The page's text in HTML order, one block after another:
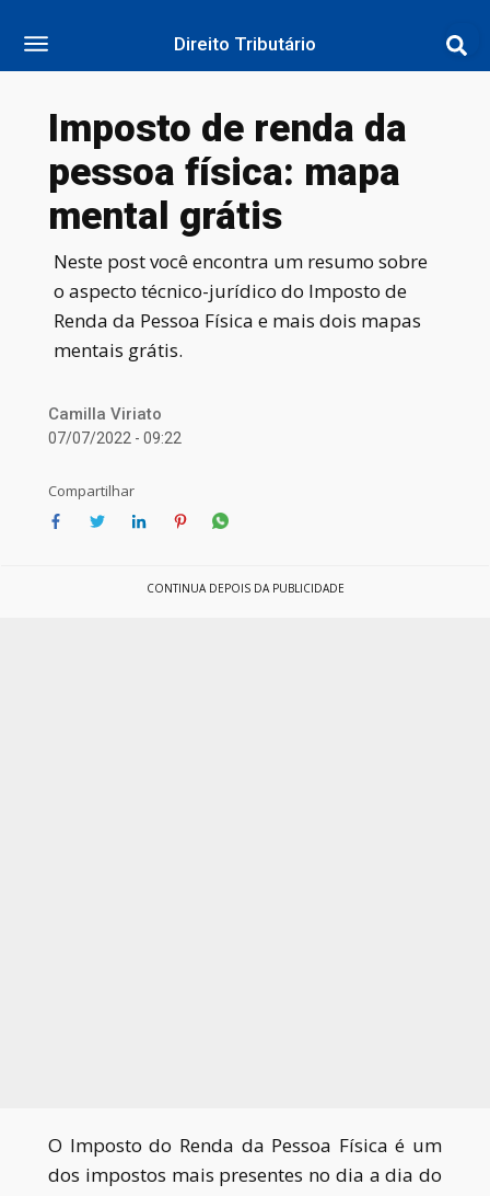
Direito Tributário
Imposto de renda da
pessoa física: mapa
mental grátis
Neste post você encontra um resumo sobre
o aspecto técnico-jurídico do Imposto de
Renda da Pessoa Física e mais dois mapas
mentais grátis.
Camilla Viriato
07/07/2022 - 09:22
Compartilhar
CONTINUA DEPOIS DA PUBLICIDADE
O Imposto do Renda da Pessoa Física é um
dos impostos mais presentes no dia a dia do